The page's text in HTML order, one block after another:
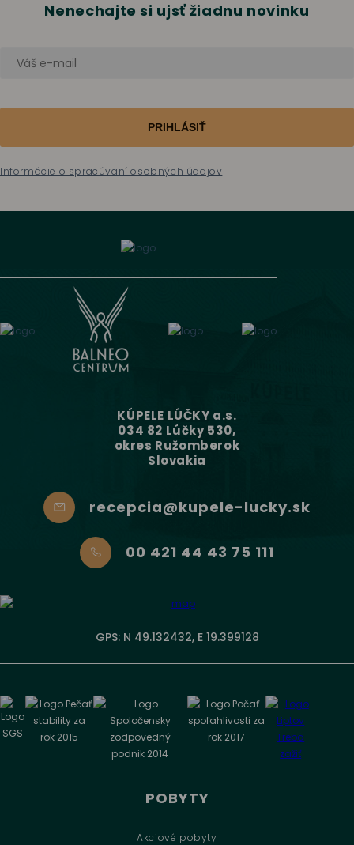
Nenechajte si ujsť žiadnu novinku
PRIHLÁSIŤ
Informácie o spracúvaní osobných údajov
KÚPELE LÚČKY a.s.
034 82 Lúčky 530,
okres Ružomberok
Slovakia
recepcia@kupele-lucky.sk
00 421 44 43 75 111
GPS: N 49.132432, E 19.399128
POBYTY
Akciové pobyty